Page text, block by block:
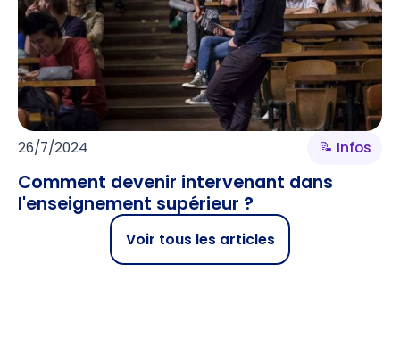
26/7/2024 📝 Infos
Comment devenir intervenant dans
l'enseignement supérieur ?
Voir tous les articles